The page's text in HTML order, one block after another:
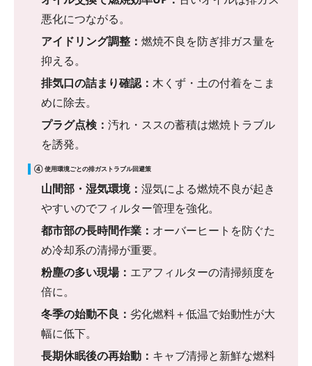
悪化につながる。
アイドリング調整： 燃焼不良を防ぎ排ガス量を
抑える。
排気口の詰まり確認： 木くず・土の付着をこま
めに除去。
プラグ点検： 汚れ・ススの蓄積は燃焼トラブル
を誘発。
④ 使用環境ごとの排ガストラブル回避策
山間部・湿気環境： 湿気による燃焼不良が起き
やすいのでフィルター管理を強化。
都市部の長時間作業： オーバーヒートを防ぐた
め冷却系の清掃が重要。
粉塵の多い現場： エアフィルターの清掃頻度を
倍に。
冬季の始動不良： 劣化燃料＋低温で始動性が大
幅に低下。
長期休眠後の再始動： キャブ清掃と新鮮な燃料